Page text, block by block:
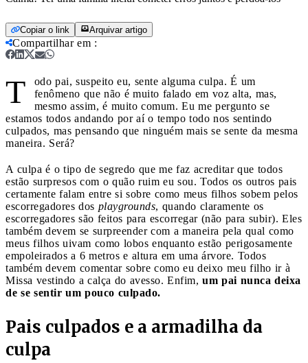
Copiar o link Arquivar artigo
Compartilhar em :
T
odo pai, suspeito eu, sente alguma culpa. É um
fenômeno que não é muito falado em voz alta, mas,
mesmo assim, é muito comum. Eu me pergunto se
estamos todos andando por aí o tempo todo nos sentindo
culpados, mas pensando que ninguém mais se sente da mesma
maneira. Será?
A culpa é o tipo de segredo que me faz acreditar que todos
estão surpresos com o quão ruim eu sou. Todos os outros pais
certamente falam entre si sobre como meus filhos sobem pelos
escorregadores dos playgrounds, quando claramente os
escorregadores são feitos para escorregar (não para subir). Eles
também devem se surpreender com a maneira pela qual como
meus filhos uivam como lobos enquanto estão perigosamente
empoleirados a 6 metros e altura em uma árvore. Todos
também devem comentar sobre como eu deixo meu filho ir à
Missa vestindo a calça do avesso. Enfim, um pai nunca deixa
de se sentir um pouco culpado.
Pais culpados e a armadilha da
culpa